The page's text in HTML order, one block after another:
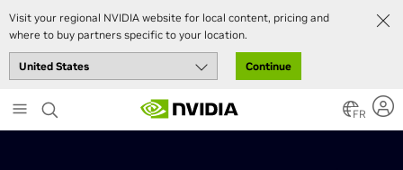
Visit your regional NVIDIA website for local content, pricing and
where to buy partners specific to your location.
Continue
to
main
FR